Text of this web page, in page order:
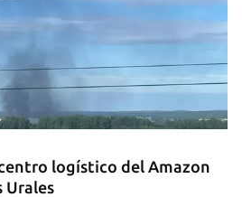
logístico del Amazon
Urales